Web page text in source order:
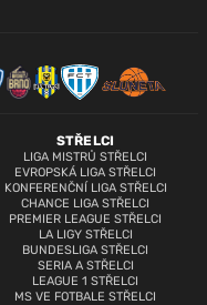
STŘELCI
LIGA MISTRŮ STŘELCI
EVROPSKÁ LIGA STŘELCI
KONFERENČNÍ LIGA STŘELCI
CHANCE LIGA STŘELCI
PREMIER LEAGUE STŘELCI
LA LIGY STŘELCI
BUNDESLIGA STŘELCI
SERIA A STŘELCI
LEAGUE 1 STŘELCI
MS VE FOTBALE STŘELCI